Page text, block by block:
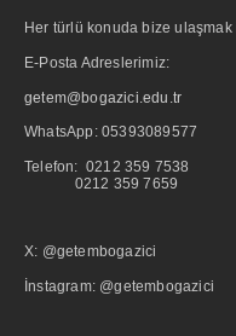
Her türlü konuda bize
E-Posta Adreslerimiz:
getem@bogazici.edu.tr
WhatsApp: 05393089577
Telefon: 0212 359 7538
0212 359 7659
X: @getembogazici
İnstagram: @getembogazici